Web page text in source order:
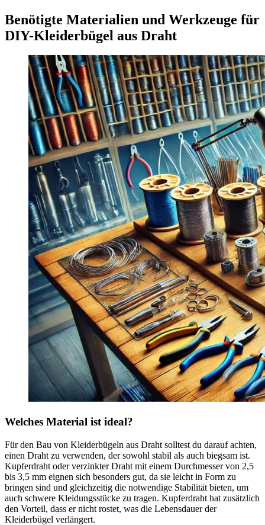
Benötigte Materialien und Werkzeuge für
DIY-Kleiderbügel aus Draht
Welches Material ist ideal?
Für den Bau von Kleiderbügeln aus Draht solltest du darauf achten,
einen Draht zu verwenden, der sowohl stabil als auch biegsam ist.
Kupferdraht oder verzinkter Draht mit einem Durchmesser von 2,5
bis 3,5 mm eignen sich besonders gut, da sie leicht in Form zu
bringen sind und gleichzeitig die notwendige Stabilität bieten, um
auch schwere Kleidungsstücke zu tragen. Kupferdraht hat zusätzlich
den Vorteil, dass er nicht rostet, was die Lebensdauer der
Kleiderbügel verlängert.